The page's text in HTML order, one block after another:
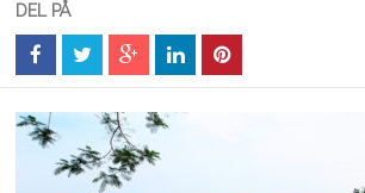
DEL PÅ